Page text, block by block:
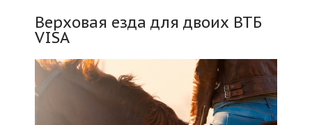
Для двоихВерховая езда для двоих ВТБ
VISA